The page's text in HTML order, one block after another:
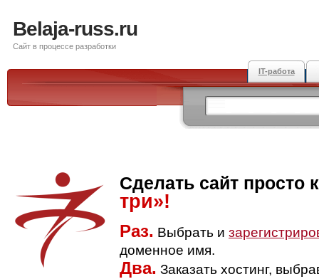
Belaja-russ.ru
Сайт в процессе разработки
IT-работа
Сделать сайт просто
три»!
Раз. Выбрать и
доменное имя.
Два. Заказать хостинг,